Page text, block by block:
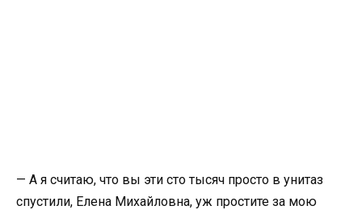
— А я считаю, что вы эти сто тысяч просто в унитаз
спустили, Елена Михайловна, уж простите за мою